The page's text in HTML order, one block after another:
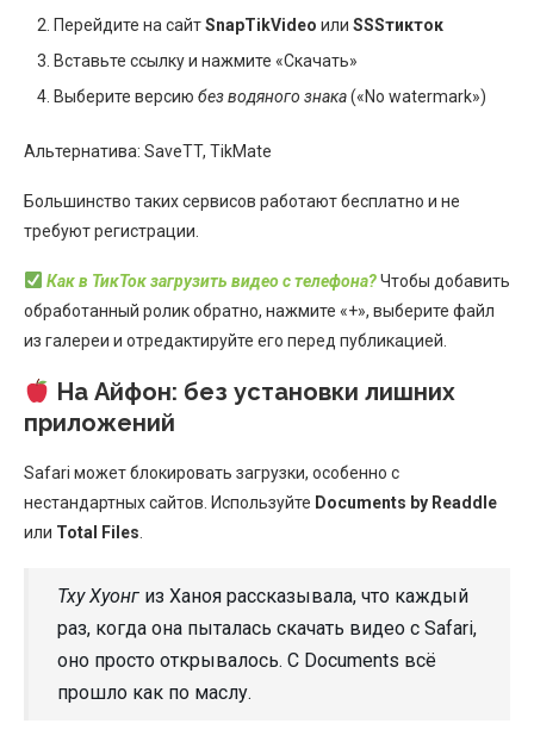
Перейдите на сайтSnapTikVideo или SSSтикток
Вставьте ссылку и нажмите «Скачать»
Выберите версию без водяного знака(«No watermark»)
Альтернатива: SaveTT, TikMate
Большинство таких сервисов работают бесплатно и не
требуют регистрации.
Как в ТикТок загрузить видео с телефона?Чтобы добавить
обработанный ролик обратно, нажмите «+», выберите файл
из галереи и отредактируйте его перед публикацией.
На Айфон: без установки лишних
приложений
Safari может блокировать загрузки, особенно с
нестандартных сайтов. Используйте Documents by Readdle
или Total Files
Тху Хуонг из Ханоя рассказывала, что каждый
раз, когда она пыталась скачать видео с Safari,
оно просто открывалось. С Documents всё
прошло как по маслу.